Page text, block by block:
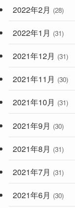
2022年2月 (28)
2022年1月 (31)
2021年12月 (31)
2021年11月 (30)
2021年10月 (31)
2021年9月 (30)
2021年8月 (31)
2021年7月 (31)
2021年6月 (30)